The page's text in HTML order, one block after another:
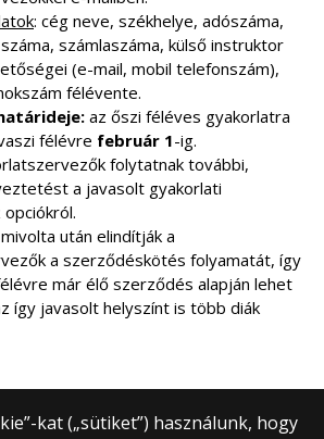
: cég neve, székhelye, adószáma,
számlaszáma, külső instruktor
(e-mail, mobil telefonszám),
félévente.
az őszi féléves gyakorlatra
félévre február 1-ig.
folytatnak további,
a javasolt gyakorlati
opciókról.
után elindítják a
a szerződéskötés folyamatát, így
már élő szerződés alapján lehet
így javasolt helyszínt is több diák
kat („sütiket”) használunk, hogy